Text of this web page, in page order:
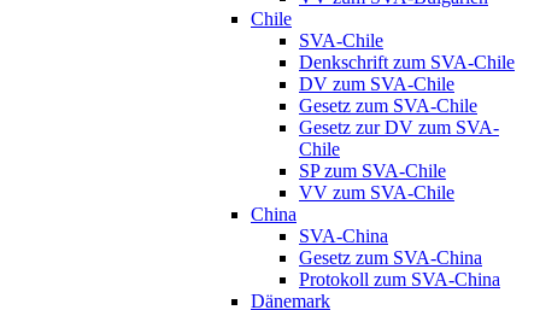
Chile
SVA-Chile
Denkschrift zum SVA-Chile
DV zum SVA-Chile
Gesetz zum SVA-Chile
Gesetz zur DV zum SVA-
Chile
SP zum SVA-Chile
VV zum SVA-Chile
China
SVA-China
Gesetz zum SVA-China
Protokoll zum SVA-China
Dänemark